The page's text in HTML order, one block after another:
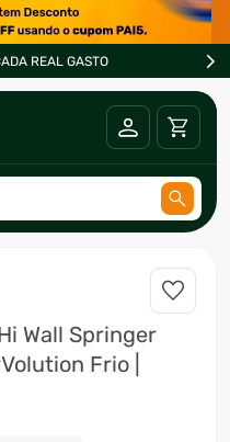
REAL GASTO
Wall Springer
Frio |